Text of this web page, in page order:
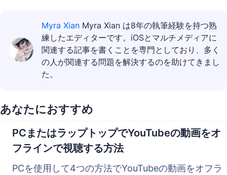
Myra Xian Myra Xian は8年の執筆経験を持つ熟
練したエディターです。iOSとマルチメディアに
関連する記事を書くことを専門としており、多く
の人が関連する問題を解決するのを助けてきまし
た。
あなたにおすすめ
PCまたはラップトップでYouTubeの動画をオ
フラインで視聴する方法
PCを使用して4つの方法でYouTubeの動画をオフラ